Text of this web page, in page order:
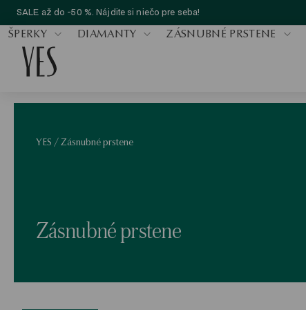
SALE až do -50 %. Nájdite si niečo pre seba!
ŠPERKY DIAMANTY ZÁSNUBNÉ PRSTENE
YES /Zásnubné prstene
Zásnubné prstene